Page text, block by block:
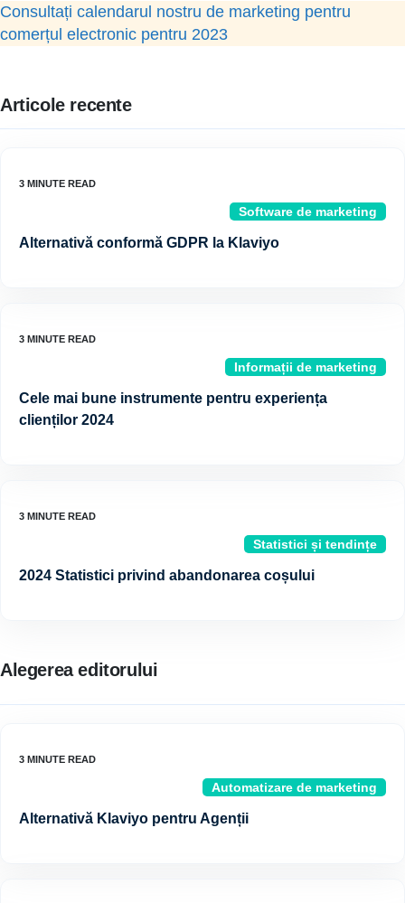
Consultați calendarul nostru de marketing pentru
comerțul electronic pentru 2023
Articole recente
Software de marketing
Alternativă conformă GDPR la Klaviyo
Informații de marketing
Cele mai bune instrumente pentru experiența
clienților 2024
Statistici și tendințe
2024 Statistici privind abandonarea coșului
Alegerea editorului
Automatizare de marketing
Alternativă Klaviyo pentru Agenții